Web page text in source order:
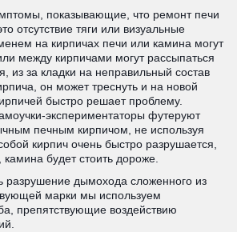
показывающие, что ремонт печи
отсутствие тяги или визуальные
на кирпичах печи или камина могут
между кирпичами могут рассыпаться
из за кладки на неправильный состав
он может треснуть и на новой
быстро решает проблему.
экспериментаторы футеруют
печным кирпичом, не используя
кирпич очень быстро разрушается,
будет стоить дороже.
разрушение дымохода сложенного из
марки мы используем
препятствующие воздействию